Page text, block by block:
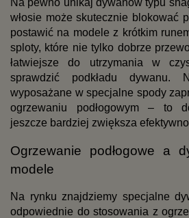
włosie może skutecznie blokować
postawić na modele z krótkim
sploty, które nie tylko dobrze
łatwiejsze do utrzymania w
sprawdzić podkładu dywanu.
wyposażane w specjalne spody
ogrzewaniu podłogowym – to
jeszcze bardziej zwiększa
Ogrzewanie podłogowe a
modele
Na rynku znajdziemy specjalne
odpowiednie do stosowania z